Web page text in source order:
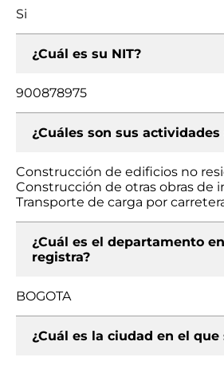
Si
¿Cuál es su NIT?
900878975
¿Cuáles son sus
Construcción de edificios no
Construcción de otras obras de
Transporte de carga por
¿Cuál es el departamento
registra?
BOGOTA
¿Cuál es la ciudad en el que